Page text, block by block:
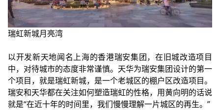
瑞虹新城月亮湾
以开发新天地闻名上海的香港瑞安集团，在旧城改造项目
中，对待城市的态度非常谨慎。天华为瑞安集团设计的第一
个项目，就是瑞虹新城，是一个老城区的棚户区改造项目。
瑞安和天华都在关注如何塑造瑞虹的性格，用黄向明的话说
就是“在近十年的时间里，我们慢慢理解一片城区的再生。”